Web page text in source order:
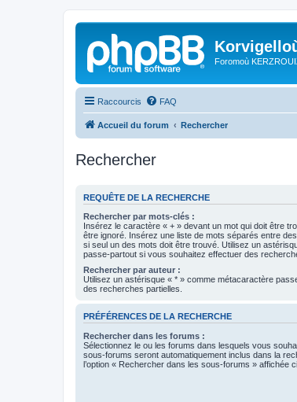
Foromoù
Raccourcis FAQ
Accueil du forum Rechercher
Rechercher
REQUÊTE DE LA RECHERCHE
Rechercher par mots-clés :
Insérez le caractère « + » devant un mot qui doit être
être ignoré. Insérez une liste de mots séparés entre
si seul un des mots doit être trouvé. Utilisez un
passe-partout si vous souhaitez effectuer des
Rechercher par auteur :
Utilisez un astérisque « * » comme métacaractère
des recherches partielles.
PRÉFÉRENCES DE LA RECHERCHE
Rechercher dans les forums :
Sélectionnez le ou les forums dans lesquels vous
sous-forums seront automatiquement inclus dans la
l’option « Rechercher dans les sous-forums » affichée